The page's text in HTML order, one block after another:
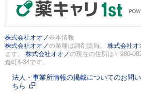
株式会社オオノ 基本情報
株式会社オオノの業種は調剤薬局。 株式会社オ
ます。 株式会社オオノの現在の住所は〒980-
倉町4-34です。
法人・事業所情報の掲載についてのお問
ちら